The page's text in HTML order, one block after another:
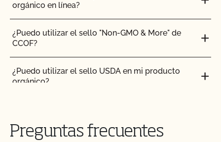
orgánico en línea?
¿Puedo utilizar el sello "Non-GMO & More" de
CCOF?
¿Puedo utilizar el sello USDA en mi producto
orgánico?
Preguntas frecuentes
¿Qué ocurre si otra persona me proporciona
semillas o material de siembra?
¿Qué es un sistema hidropónico o en contenedor?
¿Qué es un cultivo silvestre y cómo se obtiene la
¿Qué es la materia seca y por qué es importante?